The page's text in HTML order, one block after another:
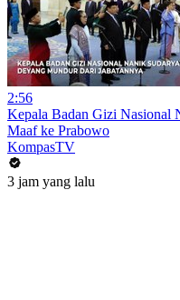
2:56
Kepala Badan Gizi Nasional
Maaf ke Prabowo
KompasTV
3 jam yang lalu